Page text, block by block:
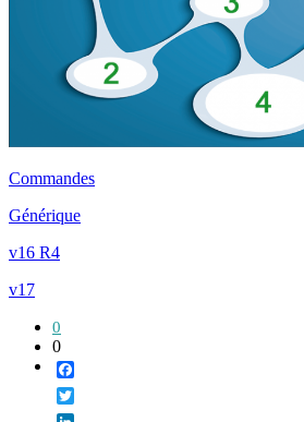
Commandes
Générique
v16 R4
v17
0
0